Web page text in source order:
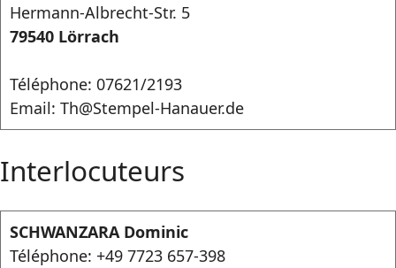
Hermann-Albrecht-Str. 5
79540 Lörrach
Téléphone: 07621/2193
Email: Th@Stempel-Hanauer.de
Interlocuteurs
SCHWANZARA Dominic
Téléphone: +49 7723 657-398